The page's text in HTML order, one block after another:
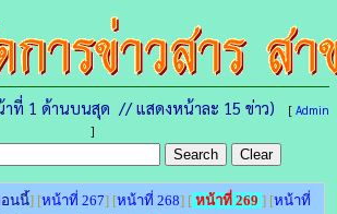
าที่ 1 ด้านบนสุด // แสดงหน้าละ 15 ข่าว) [ Admin
]
นนี้] [หน้าที่ 267] [หน้าที่ 268] [ หน้าที่ 269 ] [หน้าที่